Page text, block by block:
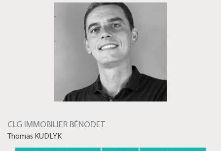
CLG IMMOBILIER BÉNODET
Thomas KUDLYK